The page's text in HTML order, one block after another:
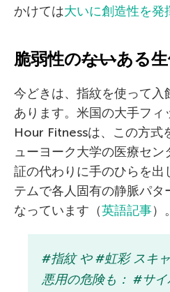
かけては大いに創造性を発
脆弱性のないある
今どきは、指紋を使って入
あります。米国の大手フ
Hour Fitnessは、この方式
ューヨーク大学の医療セ
証の代わりに手のひらを
テムで各人固有の静脈パタ
なっています（英語記事）。
#指紋 や #虹彩 スキャ
悪用の危険も： #サ